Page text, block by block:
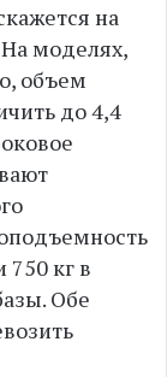
на
моделях,
объем
до 4,4
750 кг в
Обе